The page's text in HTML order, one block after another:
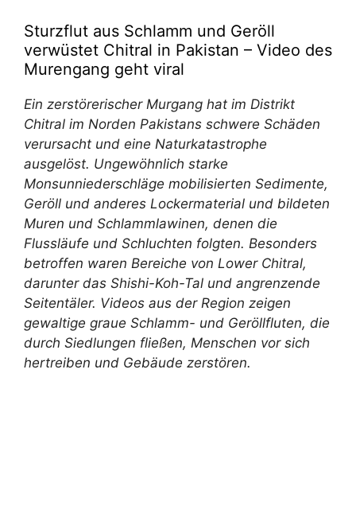
Sturzflut aus Schlamm und Geröll
verwüstet Chitral in Pakistan – Video des
Murengang geht viral
Ein zerstörerischer Murgang hat im Distrikt
Chitral im Norden Pakistans schwere Schäden
verursacht und eine Naturkatastrophe
ausgelöst. Ungewöhnlich starke
Monsunniederschläge mobilisierten Sedimente,
Geröll und anderes Lockermaterial und bildeten
Muren und Schlammlawinen, denen die
Flussläufe und Schluchten folgten. Besonders
betroffen waren Bereiche von Lower Chitral,
darunter das Shishi-Koh-Tal und angrenzende
Seitentäler. Videos aus der Region zeigen
gewaltige graue Schlamm- und Geröllfluten, die
durch Siedlungen fließen, Menschen vor sich
hertreiben und Gebäude zerstören.